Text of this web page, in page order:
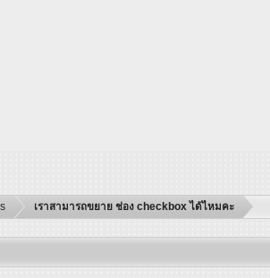
เราสามารถขยาย ช่อง checkbox ได้ไหมคะ